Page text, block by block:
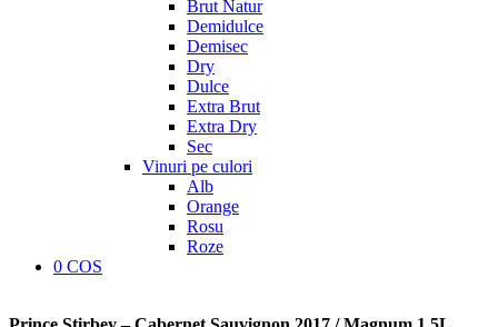
Brut Natur
Demidulce
Demisec
Dry
Dulce
Extra Brut
Extra Dry
Sec
Vinuri pe culori
Alb
Orange
Rosu
Roze
0 COS